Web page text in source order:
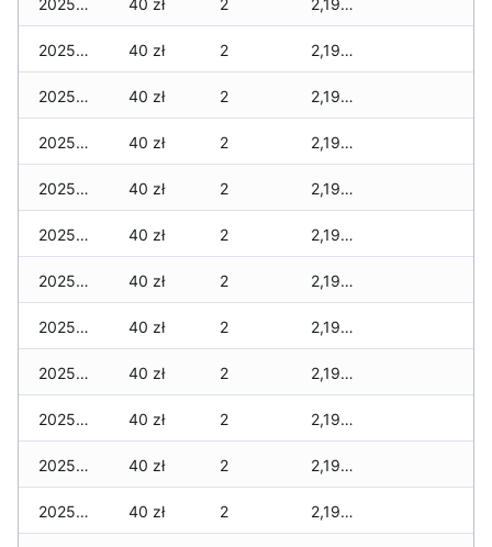
2025-12-11 40 zł 2 2,195 zł
2025-12-10 40 zł 2 2,195 zł
2025-12-09 40 zł 2 2,195 zł
2025-12-08 40 zł 2 2,195 zł
2025-12-07 40 zł 2 2,195 zł
2025-12-06 40 zł 2 2,195 zł
2025-12-05 40 zł 2 2,195 zł
2025-12-04 40 zł 2 2,195 zł
2025-12-03 40 zł 2 2,195 zł
2025-12-02 40 zł 2 2,195 zł
2025-12-01 40 zł 2 2,195 zł
2025-11-30 40 zł 2 2,195 zł